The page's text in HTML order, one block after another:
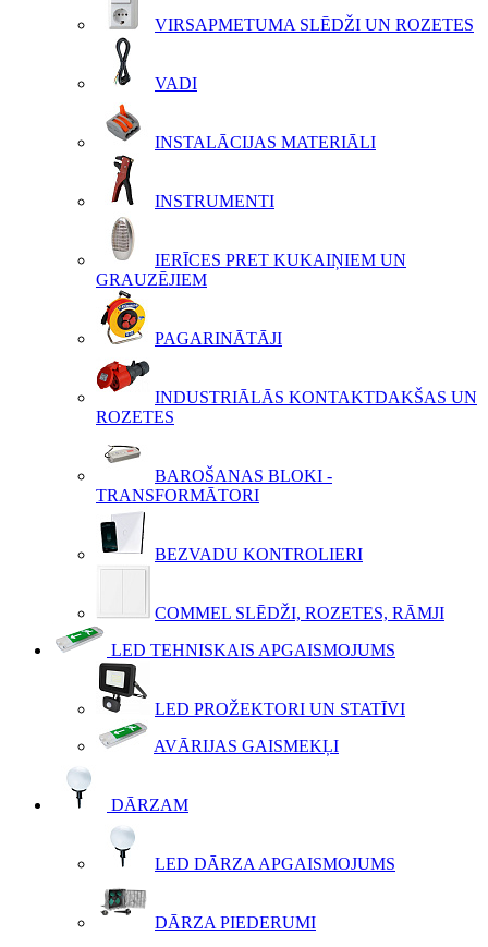
VIRSAPMETUMA SLĒDŽI UN ROZETES
VADI
INSTALĀCIJAS MATERIĀLI
INSTRUMENTI
IERĪCES PRET KUKAIŅIEM UN
GRAUZĒJIEM
PAGARINĀTĀJI
INDUSTRIĀLĀS KONTAKTDAKŠAS UN
ROZETES
BAROŠANAS BLOKI -
TRANSFORMĀTORI
BEZVADU KONTROLIERI
COMMEL SLĒDŽI, ROZETES, RĀMJI
LED TEHNISKAIS APGAISMOJUMS
LED PROŽEKTORI UN STATĪVI
AVĀRIJAS GAISMEKĻI
DĀRZAM
LED DĀRZA APGAISMOJUMS
DĀRZA PIEDERUMI